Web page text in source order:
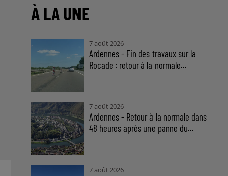
À LA UNE
7 août 2026
Ardennes - Fin des travaux sur la
Rocade : retour à la normale...
7 août 2026
Ardennes - Retour à la normale dans
48 heures après une panne du...
7 août 2026